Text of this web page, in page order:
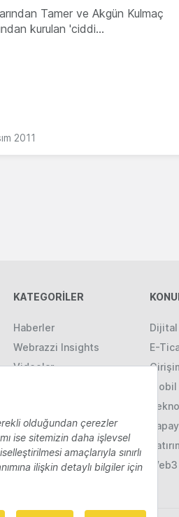
Tamer ve Akgün Kulmaç
kurulan 'ciddi…
2011
KATEGORILER
Haberler
Webrazzi Insights
Videolar
Dijital
E-
Mobil
Web3